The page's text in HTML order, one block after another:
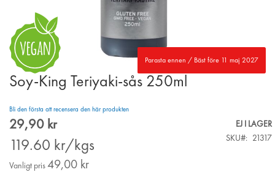
Parasta ennen / Bäst före 11 maj 2027
Skip
of
the
images
gallery
Soy-King Teriyaki-sås 250ml
Bli den första att recensera den här produkten
Special
29,90 kr
119.60 kr/kgs
Vanligt pris 49,00 kr
EJ I LAGER
SKU
21317